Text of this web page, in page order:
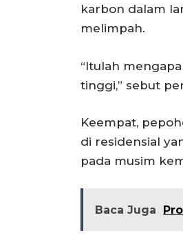
karbon dalam
melimpah.
“Itulah
tinggi,” sebut
Keempat,
di residensial
pada musim
Baca Juga